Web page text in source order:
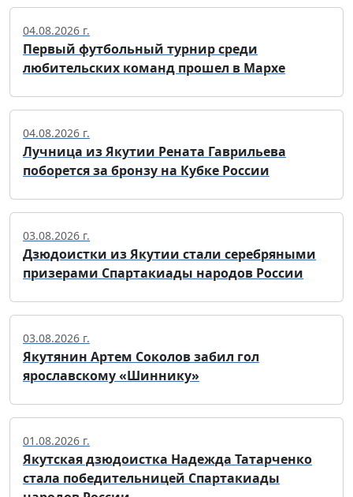
04.08.2026 г.
Первый футбольный турнир среди
любительских команд прошел в Мархе
04.08.2026 г.
Лучница из Якутии Рената Гаврильева
поборется за бронзу на Кубке России
03.08.2026 г.
Дзюдоистки из Якутии стали серебряными
призерами Спартакиады народов России
03.08.2026 г.
Якутянин Артем Соколов забил гол
ярославскому «Шиннику»
01.08.2026 г.
Якутская дзюдоистка Надежда Татарченко
стала победительницей Спартакиады